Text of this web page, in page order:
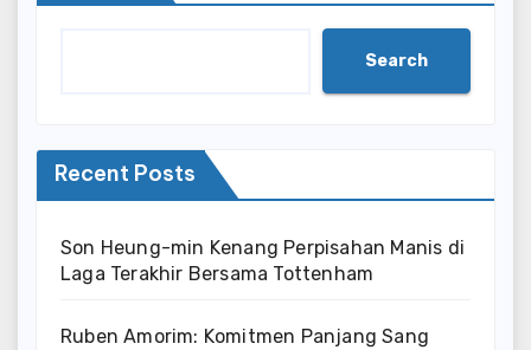
Search
Recent Posts
Son Heung-min Kenang Perpisahan Manis di
Laga Terakhir Bersama Tottenham
Ruben Amorim: Komitmen Panjang Sang